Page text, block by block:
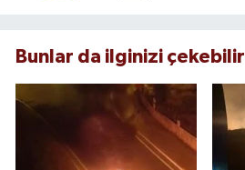
Bunlar da ilginizi çekebilir